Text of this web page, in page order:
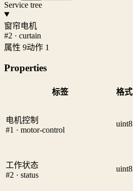
Service tree
窗帘电机
#2 · curtain
属性 9动作 1
Properties
标签 格式
电机控制
#1 · motor-control
uint8
工作状态
#2 · status
uint8